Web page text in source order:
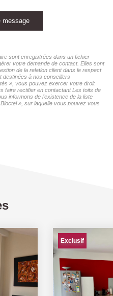
message
sont enregistrées dans un fichier
votre demande de contact. Elles sont
de la relation client dans le respect
destinées à nos conseillers
», vous pouvez exercer votre droit
faire rectifier en contactant Les toits de
informons de l'existence de la liste
», sur laquelle vous pouvez vous
Exclusif